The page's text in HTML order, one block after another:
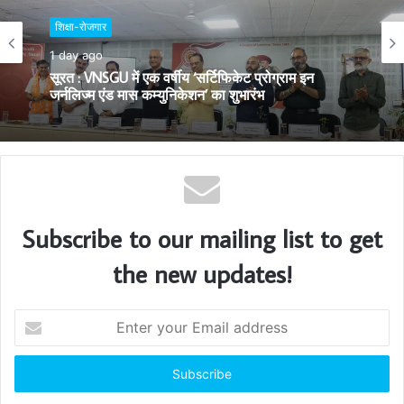
e
शिक्षा-रोजगार
1 day ago
सूरत : VNSGU में एक वर्षीय ‘सर्टिफिकेट प्रोग्राम इन
जर्नलिज्म एंड मास कम्युनिकेशन’ का शुभारंभ
Subscribe to our mailing list to get
the new updates!
t
r